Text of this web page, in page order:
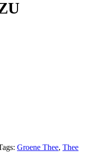
Groene Thee, Thee